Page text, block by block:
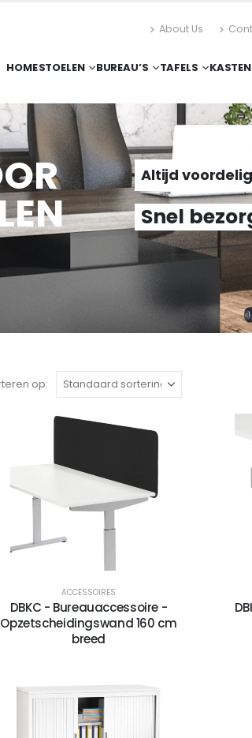
About Us
HOMESTOELEN BUREAU’S TAFELS KASTEN
Altijd
Snel
op:
ACCESSOIRES
DBKC - Bureauaccessoire -
Opzetscheidingswand 160 cm
breed